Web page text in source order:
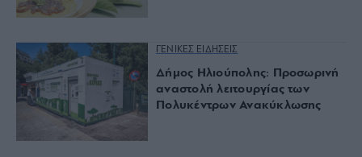
ΓΕΝΙΚΕΣ ΕΙΔΗΣΕΙΣ
Δήμος Ηλιούπολης: Προσωρινή
αναστολή λειτουργίας των
Πολυκέντρων Ανακύκλωσης